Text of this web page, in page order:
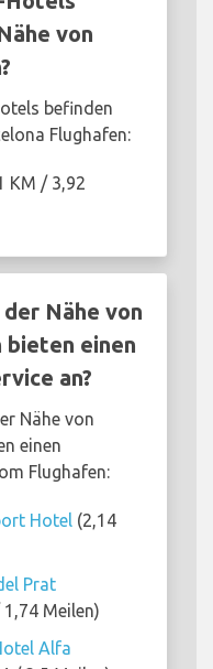
von
befinden
Flughafen:
KM / 3,92
Nähe von
bieten einen
an?
Nähe von
einen
Flughafen:
Hotel (2,14
Prat
Meilen)
Alfa